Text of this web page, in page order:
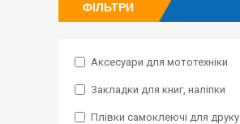
ФІЛЬТРИ
Аксесуари для мототехніки
Закладки для книг, наліпки
Плівки самоклеючі для друку